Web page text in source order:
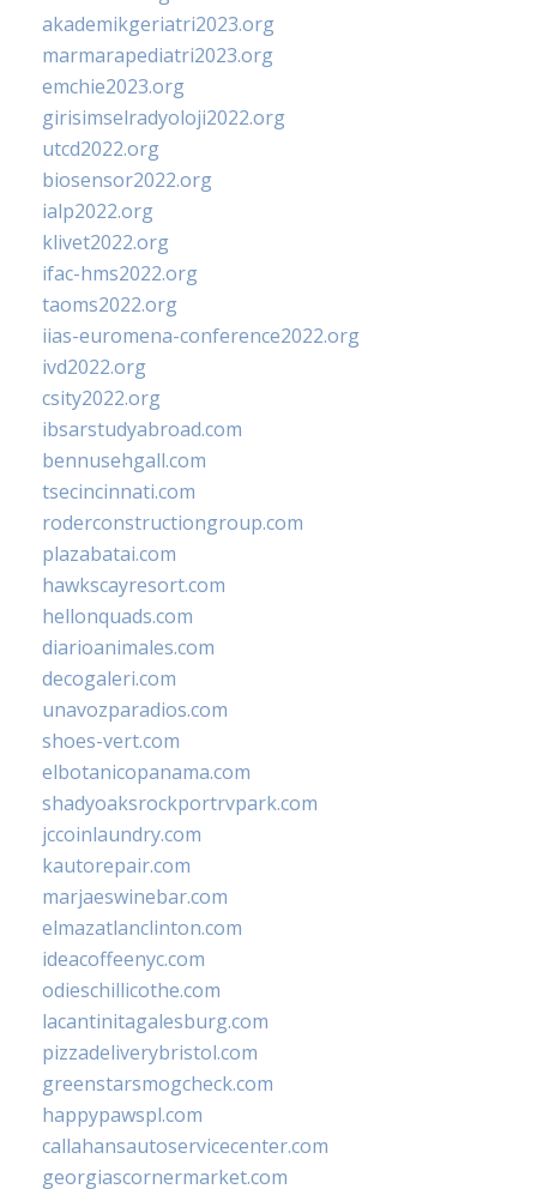
akademikgeriatri2023.org
marmarapediatri2023.org
emchie2023.org
girisimselradyoloji2022.org
utcd2022.org
biosensor2022.org
ialp2022.org
klivet2022.org
ifac-hms2022.org
taoms2022.org
iias-euromena-conference2022.org
ivd2022.org
csity2022.org
ibsarstudyabroad.com
bennusehgall.com
tsecincinnati.com
roderconstructiongroup.com
plazabatai.com
hawkscayresort.com
hellonquads.com
diarioanimales.com
decogaleri.com
unavozparadios.com
shoes-vert.com
elbotanicopanama.com
shadyoaksrockportrvpark.com
jccoinlaundry.com
kautorepair.com
marjaeswinebar.com
elmazatlanclinton.com
ideacoffeenyc.com
odieschillicothe.com
lacantinitagalesburg.com
pizzadeliverybristol.com
greenstarsmogcheck.com
happypawspl.com
callahansautoservicecenter.com
georgiascornermarket.com